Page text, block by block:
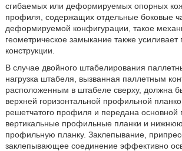
сгибаемых или деформируемых опорных
профиля, содержащих отдельные боковые
деформируемой конфигурации, такое
геометрическое замыкание также усиливает
конструкции.
В случае двойного штабелирования
нагрузка штабеля, вызванная паллетным
расположенным в штабеле сверху, должна
верхней горизонтальной профильной
решетчатого профиля и передана основной
вертикальные профильные планки и
профильную планку. Заклепывание,
заклепывающее соединение эффективно